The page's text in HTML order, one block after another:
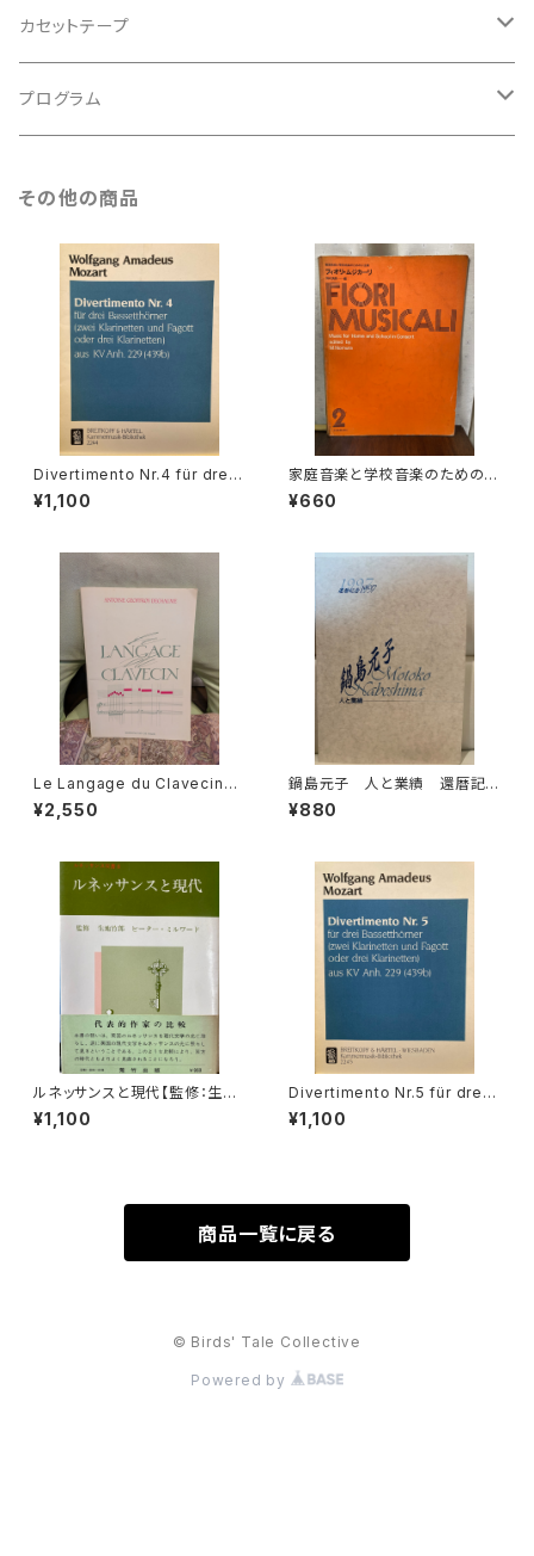
バロック
ルネサンス
古楽
古楽以外
カセットテープ
古楽
プログラム
古楽以外
その他の商品
Divertimento Nr.4 für drei
Basetthörner(zwei klarinet
ten und Fagotto oder drei
madeus Mozart】出版社：BR
¥1,100
家庭音楽と学校音楽のための小
合奏 フィオリ・ムジカーリ2【著
者：野村満男】出版社：全音楽譜
¥660
Le Langage du Clavecin
【著者：ANTOINE GEOFFROY
DECHAUME】出版社：EDITIO
¥2,550
鍋島元子 人と業績 還暦記
念1997【編集：古楽研究会 Ori
go et Practica 年譜作成委員
¥880
ルネッサンスと現代【監修：生地
竹郎 ピーター・ミルワード】出版
社：荒竹出版 昭和54年
¥1,100
Divertimento Nr.5 für drei
Basetthörner(zwei klarinet
ten und Fagotto oder drei
¥1,100
商品一覧に戻る
© Birds' Tale Collective
Powered by